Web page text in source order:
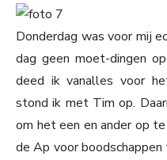
Donderdag was voor mij
dag geen moet-dingen
deed ik vanalles voor
stond ik met Tim op.
om het een en ander op
de Ap voor